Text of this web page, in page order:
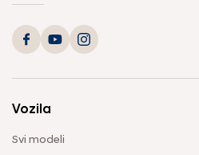
Vozila
Svi modeli